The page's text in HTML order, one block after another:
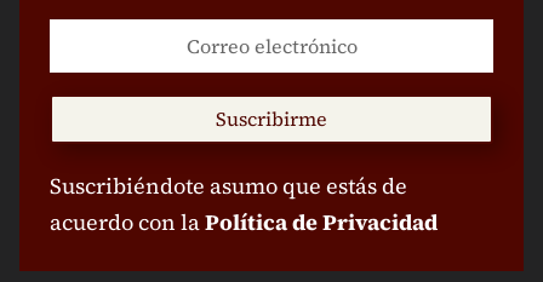
Suscribirme
Suscribiéndote asumo que estás de
acuerdo con laPolítica de Privacidad